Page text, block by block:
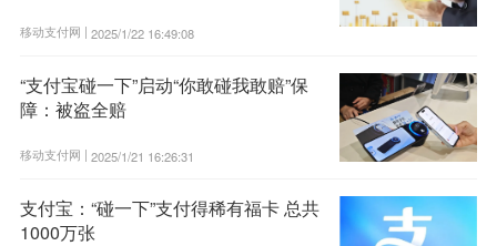
移动支付网 | 2025/1/22 16:49:08
“支付宝碰一下”启动“你敢碰我敢赔”保
障：被盗全赔
移动支付网 | 2025/1/21 16:26:31
支付宝：“碰一下”支付得稀有福卡 总共
1000万张